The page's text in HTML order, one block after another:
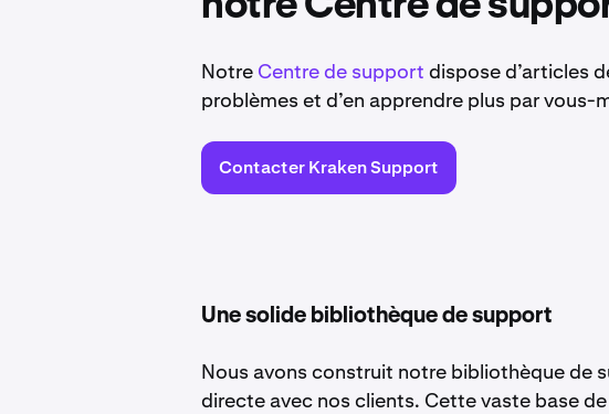
Notre Centre de support dispose d’articles
problèmes et d’en apprendre plus par vous-
Contacter Kraken Support
Une solide bibliothèque de support
Nous avons construit notre bibliothèque de
directe avec nos clients. Cette vaste base